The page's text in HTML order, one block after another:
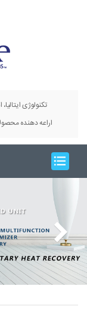
تکنولوژی
اراعه دهنده